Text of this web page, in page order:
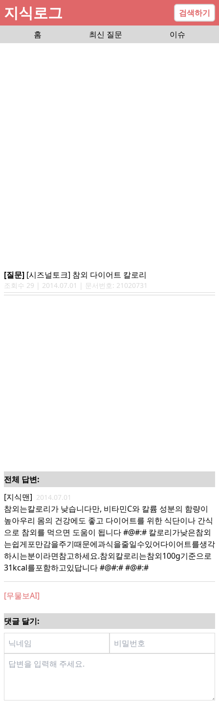
지식로그
검색하기
홈
최신 질문 이슈
[질문] [시즈널토크] 참외 다이어트 칼로리
조회수 29 | 2014.07.01 | 문서번호: 21020731
전체 답변:
[지식맨] 2014.07.01
참외는칼로리가 낮습니다만, 비타민C와 칼륨 성분의 함량이
높아우리 몸의 건강에도 좋고 다이어트를 위한 식단이나 간식
으로 참외를 먹으면 도움이 됩니다 #@#:# 칼로리가낮은참외
는쉽게포만감을주기때문에과식을줄일수있어다이어트를생각
하시는분이라면참고하세요.참외칼로리는참외100g기준으로
31kcal를포함하고있답니다 #@#:# #@#:#
[무물보AI]
댓글 달기: